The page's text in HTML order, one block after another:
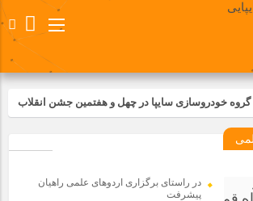
گروه خودروسازی سایپا در چهل و هفتمین جشن انقلاب
شرکت پارس خودرو با آرمان های رهبر کبیر و فقید
ورزشی در مگاموتوربا استقبال کارکنان برگزار شد
در راستای برگزاری اردوهای علمی راهیان
پیشرفت